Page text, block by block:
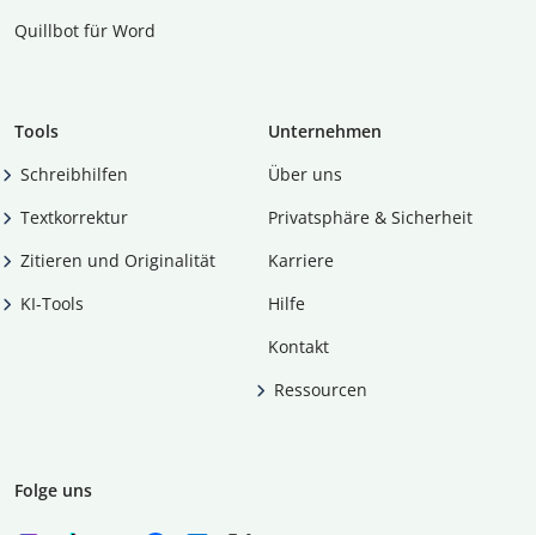
Quillbot für Word
Tools
Schreibhilfen
Textkorrektur
Zitieren und Originalität
KI-Tools
Unternehmen
Über uns
Privatsphäre & Sicherheit
Karriere
Hilfe
Kontakt
Ressourcen
Folge uns